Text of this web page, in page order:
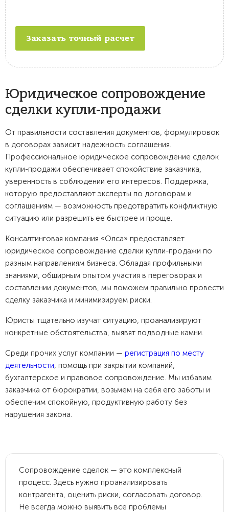
Заказать точный расчет
Юридическое сопровождение
сделки купли-продажи
От правильности составления документов, формулировок
в договорах зависит надежность соглашения.
Профессиональное юридическое сопровождение сделок
купли-продажи обеспечивает спокойствие заказчика,
уверенность в соблюдении его интересов. Поддержка,
которую предоставляют эксперты по договорам и
соглашениям — возможность предотвратить конфликтную
ситуацию или разрешить ее быстрее и проще.
Консалтинговая компания «Олса» предоставляет
юридическое сопровождение сделки купли-продажи по
разным направлениям бизнеса. Обладая профильными
знаниями, обширным опытом участия в переговорах и
составлении документов, мы поможем правильно провести
сделку заказчика и минимизируем риски.
Юристы тщательно изучат ситуацию, проанализируют
конкретные обстоятельства, выявят подводные камни.
Среди прочих услуг компании — регистрация по месту
деятельности, помощь при закрытии компаний,
бухгалтерское и правовое сопровождение. Мы избавим
заказчика от бюрократии, возьмем на себя его заботы и
обеспечим спокойную, продуктивную работу без
нарушения закона.
Сопровождение сделок — это комплексный
процесс. Здесь нужно проанализировать
контрагента, оценить риски, согласовать договор.
Не всегда можно выявить все проблемы